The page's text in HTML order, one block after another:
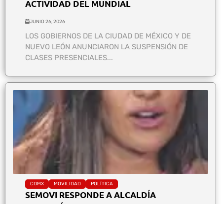
ACTIVIDAD DEL MUNDIAL
JUNIO 26, 2026
LOS GOBIERNOS DE LA CIUDAD DE MÉXICO Y DE
NUEVO LEÓN ANUNCIARON LA SUSPENSIÓN DE
CLASES PRESENCIALES...
CDMX MOVILIDAD POLÍTICA
SEMOVI RESPONDE A ALCALDÍA